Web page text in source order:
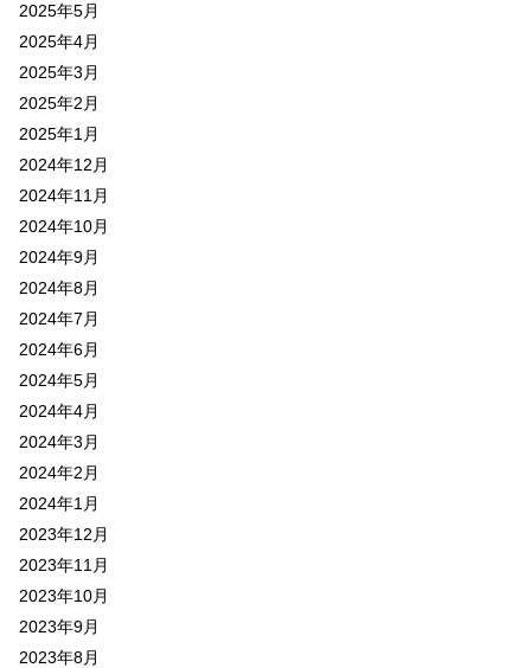
2025年5月
2025年4月
2025年3月
2025年2月
2025年1月
2024年12月
2024年11月
2024年10月
2024年9月
2024年8月
2024年7月
2024年6月
2024年5月
2024年4月
2024年3月
2024年2月
2024年1月
2023年12月
2023年11月
2023年10月
2023年9月
2023年8月